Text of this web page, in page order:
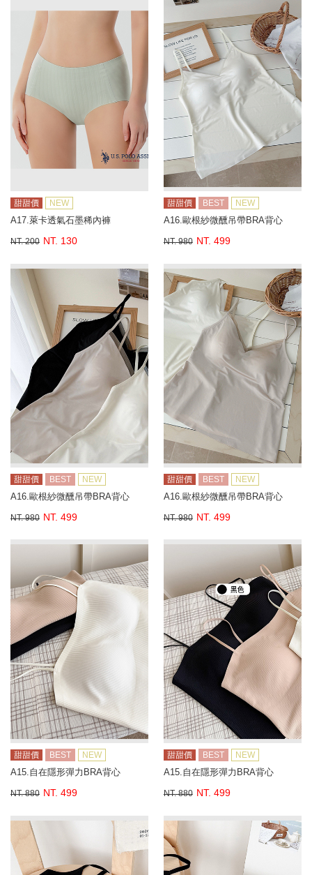
甜甜價 NEW
A17.萊卡透氣石墨稀內褲
NT. 200 NT. 130
甜甜價 BEST NEW
A16.歐根紗微醺吊帶BRA背心
NT. 980 NT. 499
甜甜價 BEST NEW
A16.歐根紗微醺吊帶BRA背心
NT. 980 NT. 499
甜甜價 BEST NEW
A16.歐根紗微醺吊帶BRA背心
NT. 980 NT. 499
甜甜價 BEST NEW
A15.自在隱形彈力BRA背心
NT. 880 NT. 499
甜甜價 BEST NEW
A15.自在隱形彈力BRA背心
NT. 880 NT. 499